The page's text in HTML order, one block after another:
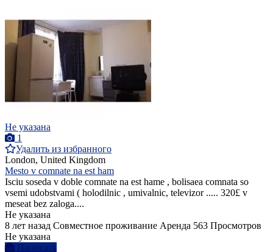
Не указана
1
Удалить из избранного
London, United Kingdom
Mesto v comnate na est ham
Isciu soseda v doble comnate na est hame , bolisaea comnata so
vsemi udobstvami ( holodilnic , umivalnic, televizor ..... 320£ v
meseat bez zaloga....
Не указана
8 лет назад Совместное проживание Аренда 563 Просмотров
Не указана
Написать